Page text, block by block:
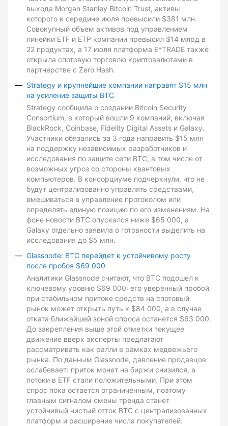
выхода Morgan Stanley Bitcoin Trust, активы
которого к середине июля превысили $381 млн.
Совокупный объем активов под управлением
линейки ETF и ETP компании превысил $14 млрд в
22 продуктах, а 17 июля платформа E*TRADE также
открыла спотовую торговлю криптовалютами в
партнерстве с Zero Hash.
Strategy и крупнейшие компании направят $15 млн
на усиление защиты BTC
Strategy сообщила о создании Bitcoin Security
Consortium, в который вошли 9 компаний, включая
BlackRock, Coinbase, Fidelity Digital Assets и Galaxy.
Участники обязались за 3 года направить $15 млн
на поддержку независимых разработчиков и
исследования по защите сети BTC, в том числе от
возможных угроз со стороны квантовых
компьютеров. В консорциуме подчеркнули, что не
будут централизованно управлять средствами,
вмешиваться в управление протоколом или
определять единую позицию по его изменениям. На
фоне новости BTC опускался ниже $65 000, а
Galaxy отдельно заявила о готовности выделить на
исследования до $5 млн.
Glassnode: BTC перейдет к устойчивому росту
после пробоя $69 000
Аналитики Glassnode считают, что BTC подошел к
ключевому уровню $69 000: его уверенный пробой
при стабильном притоке средств на спотовый
рынок может открыть путь к $84 000, а в случае
отката ближайшей зоной спроса останется $63 000.
До закрепления выше этой отметки текущее
движение вверх эксперты предлагают
рассматривать как ралли в рамках медвежьего
рынка. По данным Glassnode, давление продавцов
ослабевает: приток монет на биржи снизился, а
потоки в ETF стали положительными. При этом
спрос пока остается ограниченным, поэтому
главным сигналом смены тренда станет
устойчивый чистый отток BTC с централизованных
платформ и расширение числа покупателей.